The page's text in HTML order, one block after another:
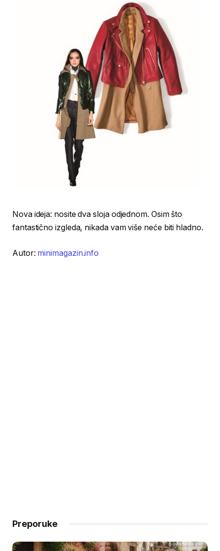
Nova ideja: nosite dva sloja odjednom. Osim što
fantastično izgleda, nikada vam više neće biti hladno.
Autor: minimagazin.info
Preporuke